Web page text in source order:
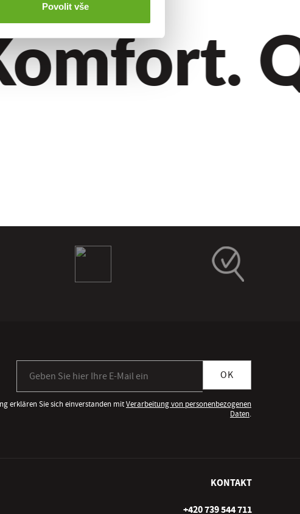
Povolit vše
OK
erklären Sie sich einverstanden mitVerarbeitung von personenbezogenen
Daten.
KONTAKT
+420 739 544 711